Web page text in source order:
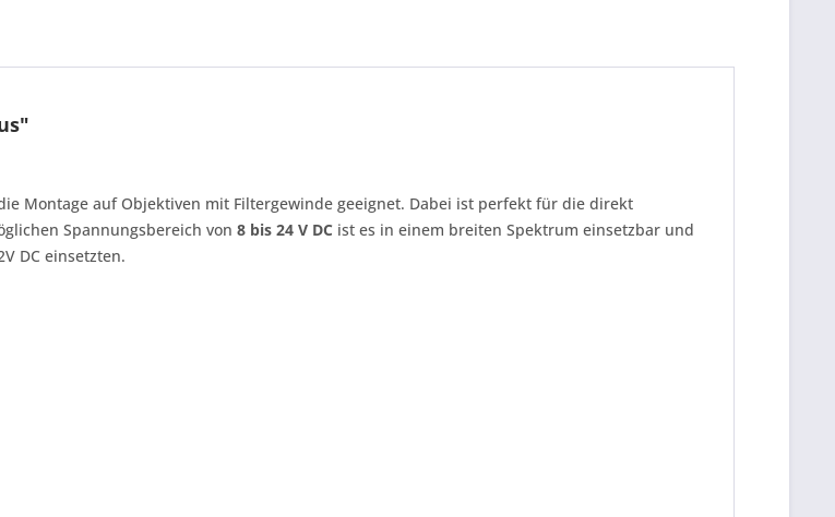
Montage auf Objektiven mit Filtergewinde geeignet. Dabei ist perfekt für die direkt
Spannungsbereich von 8 bis 24 V DC ist es in einem breiten Spektrum einsetzbar und
DC einsetzten.